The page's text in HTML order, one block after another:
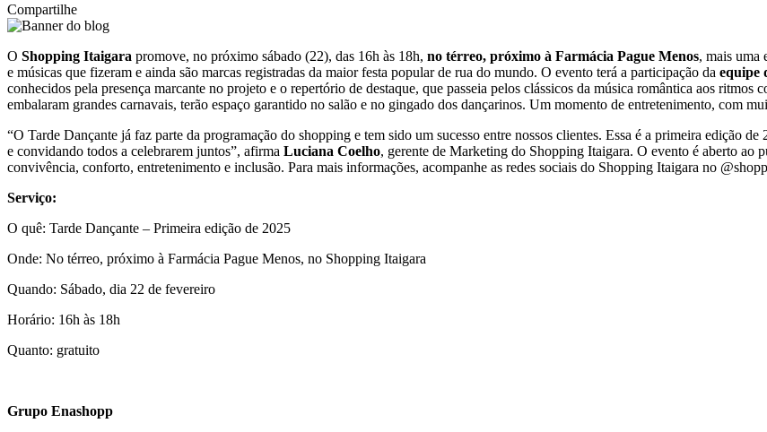
Compartilhe
O Shopping Itaigara promove, no próximo sábado (22), das 16h às 18h, no térreo, próximo à Farmácia Pague Menos, mais uma
e músicas que fizeram e ainda são marcas registradas da maior festa popular de rua do mundo. O evento terá a participação da equipe
conhecidos pela presença marcante no projeto e o repertório de destaque, que passeia pelos clássicos da música romântica aos ritmos
embalaram grandes carnavais, terão espaço garantido no salão e no gingado dos dançarinos. Um momento de entretenimento, com
“O Tarde Dançante já faz parte da programação do shopping e tem sido um sucesso entre nossos clientes. Essa é a primeira edição
e convidando todos a celebrarem juntos”, afirma Luciana Coelho, gerente de Marketing do Shopping Itaigara. O evento é aberto ao
convivência, conforto, entretenimento e inclusão. Para mais informações, acompanhe as redes sociais do Shopping Itaigara no
Serviço:
O quê: Tarde Dançante – Primeira edição de 2025
Onde: No térreo, próximo à Farmácia Pague Menos, no Shopping Itaigara
Quando: Sábado, dia 22 de fevereiro
Horário: 16h às 18h
Quanto: gratuito
Grupo Enashopp